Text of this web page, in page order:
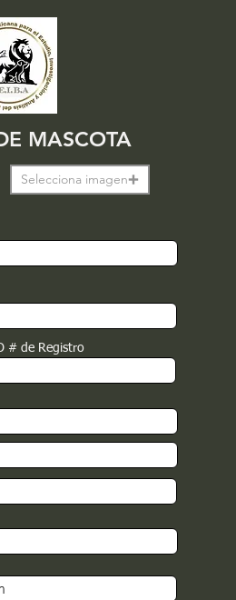
MASCOTA
Selecciona imagen
# de Registro